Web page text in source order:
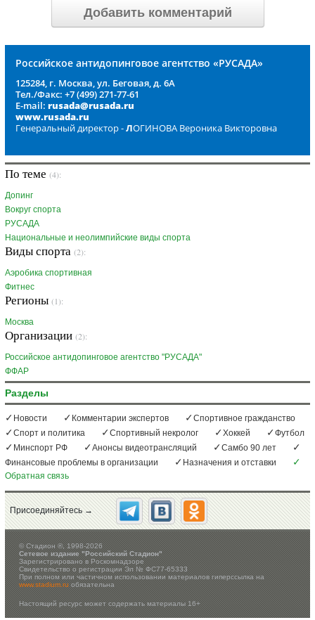
Добавить комментарий
Российское антидопинговое агентство «РУСАДА»
125284, г. Москва, ул. Беговая, д. 6А
Тел./Факс: +7 (499) 271-77-61
E-mail: rusada@rusada.ru
www.rusada.ru
Генеральный директор -ЛОГИНОВА Вероника Викторовна
По теме (4):
Допинг
Вокруг спорта
РУСАДА
Национальные и неолимпийские виды спорта
Виды спорта (2):
Аэробика спортивная
Фитнес
Регионы (1):
Москва
Организации (2):
Российское антидопинговое агентство "РУСАДА"
ФФАР
Разделы
Новости Комментарии экспертов
Спортивное гражданство
Спорт и политика
Спортивный некролог Хоккей
Футбол
Минспорт РФ
Анонсы видеотрансляций
Самбо 90 лет
Финансовые проблемы в организации
Назначения и отставки
Обратная связь
Присоединяйтесь →
©Стадион ®, 1998-2026
Сетевое издание "Российский Стадион"
Зарегистрировано в Роскомнадзоре
Свидетельство о регистрации Эл № ФС77-65333
При полном или частичном использовании материалов гиперссылка на
www.stadium.ruобязательна
Настоящий ресурс может содержать материалы 16+